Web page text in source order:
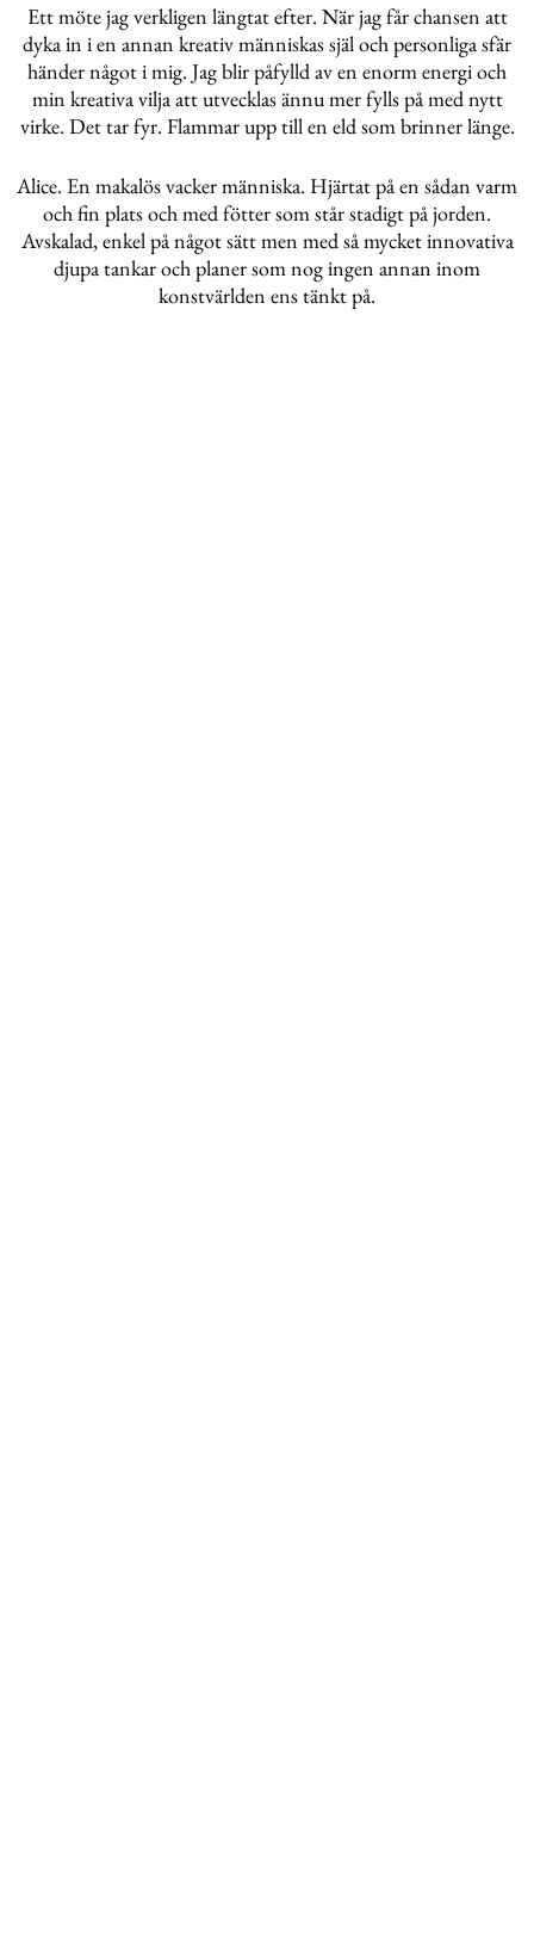
Ett möte jag verkligen längtat efter. När jag får chansen att
dyka in i en annan kreativ människas själ och personliga sfär
händer något i mig. Jag blir påfylld av en enorm energi och
min kreativa vilja att utvecklas ännu mer fylls på med nytt
virke. Det tar fyr. Flammar upp till en eld som brinner länge.
Alice. En makalös vacker människa. Hjärtat på en sådan varm
och fin plats och med fötter som står stadigt på jorden.
Avskalad, enkel på något sätt men med så mycket innovativa
djupa tankar och planer som nog ingen annan inom
konstvärlden ens tänkt på.